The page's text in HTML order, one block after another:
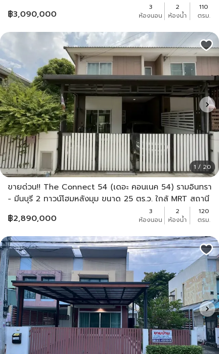
฿3,090,000
3
ห้องนอน
2
ห้องน้ำ
110
ตรม.
1 / 20
ขายด่วน!! The Connect 54 (เดอะ คอนเนค 54) รามอินทรา
- มีนบุรี 2 ทาวน์โฮมหลังมุม ขนาด 25 ตร.ว. ใกล้ MRT สถานี
฿2,890,000
3
ห้องนอน
2
ห้องน้ำ
120
ตรม.